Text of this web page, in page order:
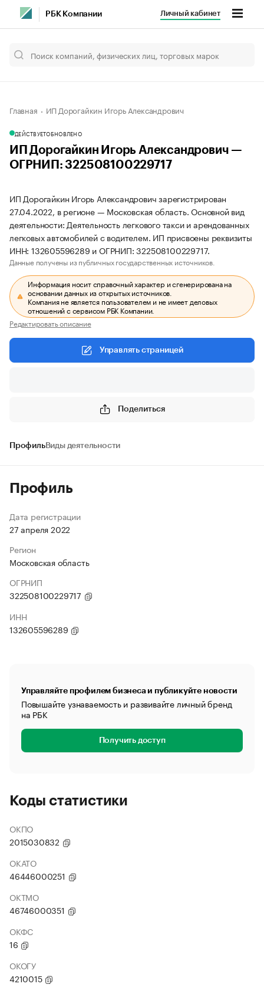
РБК Компании Личный кабинет
Главная ИП Дорогайкин Игорь Александрович
ДЕЙСТВУЕТОБНОВЛЕНО
ИП Дорогайкин Игорь Александрович —
ОГРНИП: 322508100229717
ИП Дорогайкин Игорь Александрович зарегистрирован
27.04.2022, в регионе — Московская область. Основной вид
деятельности: Деятельность легкового такси и арендованных
легковых автомобилей с водителем. ИП присвоены реквизиты
ИНН: 132605596289 и ОГРНИП: 322508100229717.
Данные получены из публичных государственных источников.
Информация носит справочный характер и сгенерирована на
основании данных из открытых источников.
Компания не является пользователем и не имеет деловых
отношений с сервисом РБК Компании.
Редактировать описание
Управлять страницей
Поделиться
ПрофильВиды деятельности
Профиль
Дата регистрации
27 апреля 2022
Регион
Московская область
ОГРНИП
322508100229717
ИНН
132605596289
Управляйте профилем бизнеса и публикуйте новости
Повышайте узнаваемость и развивайте личный бренд
на РБК
Получить доступ
Коды статистики
ОКПО
2015030832
ОКАТО
46446000251
ОКТМО
46746000351
ОКФС
16
ОКОГУ
4210015